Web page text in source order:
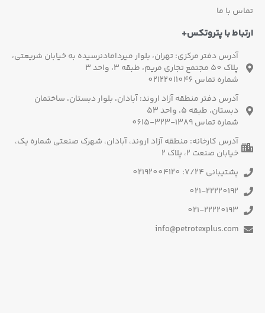
تماس با ما
ارتباط با پتروتکس+
آدرس دفتر مرکزی: تهران، بلوار میردامادنرسیده به خیابان شریعتی،
پلاک 50 مجتمع تجاری مریم، طبقه 3، واحد 3
شماره تماس 02122011046
آدرس دفتر منطقه آزاد اروند: آبادان، بلوار دبستان، ساختمان
دبستان، طبقه 5، واحد 53
شماره تماس 1389-323-0615
آدرس کارخانه: منطقه آزاد اروند، آبادان، شهرک صنعتی شماره یک،
خیابان صنعت 2، پلاک 2
پشتیبانی 7/24: 02192004120
021-22220192
021-22220193
info@petrotexplus.com